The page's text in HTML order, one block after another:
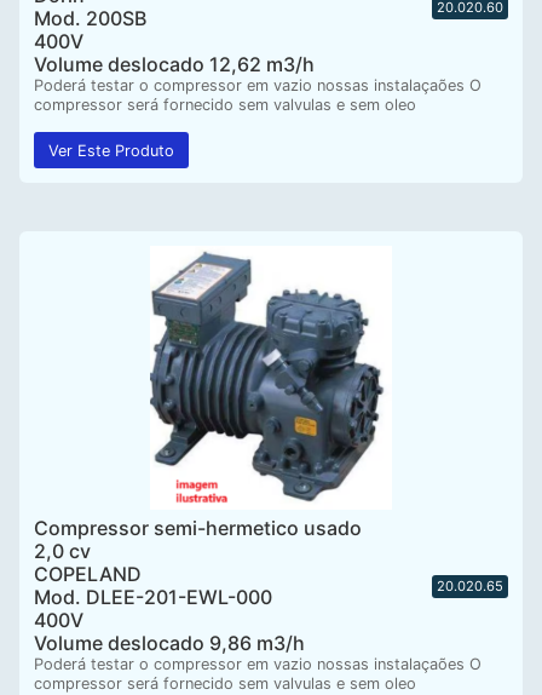
Mod. 200SB
400V
Volume deslocado 12,62 m3/h
20.020.60
Poderá testar o compressor em vazio nossas instalaçaões O
compressor será fornecido sem valvulas e sem oleo
Ver Este Produto
Compressor semi-hermetico usado
2,0 cv
COPELAND
Mod. DLEE-201-EWL-000
400V
Volume deslocado 9,86 m3/h
20.020.65
Poderá testar o compressor em vazio nossas instalaçaões O
compressor será fornecido sem valvulas e sem oleo